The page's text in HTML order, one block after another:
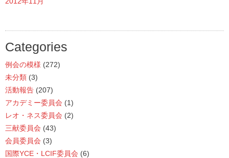
Categories
例会の模様 (272)
未分類 (3)
活動報告 (207)
アカデミー委員会 (1)
レオ・ネス委員会 (2)
三献委員会 (43)
会員委員会 (3)
国際YCE・LCIF委員会 (6)